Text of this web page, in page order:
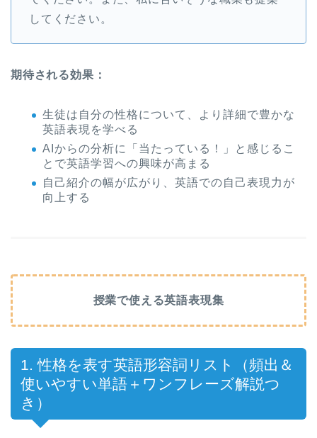
してください。
期待される効果：
生徒は自分の性格について、より詳細で豊かな
英語表現を学べる
AIからの分析に「当たっている！」と感じるこ
とで英語学習への興味が高まる
自己紹介の幅が広がり、英語での自己表現力が
向上する
授業で使える英語表現集
1. 性格を表す英語形容詞リスト（頻出＆
使いやすい単語＋ワンフレーズ解説つ
き）